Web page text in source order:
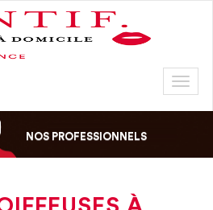
NOS PROFESSIONNELS